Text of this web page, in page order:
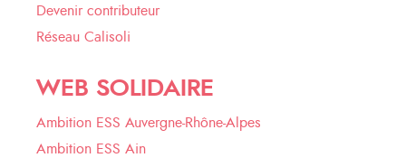
Devenir contributeur
Réseau Calisoli
WEB SOLIDAIRE
Ambition ESS Auvergne-Rhône-Alpes
Ambition ESS Ain